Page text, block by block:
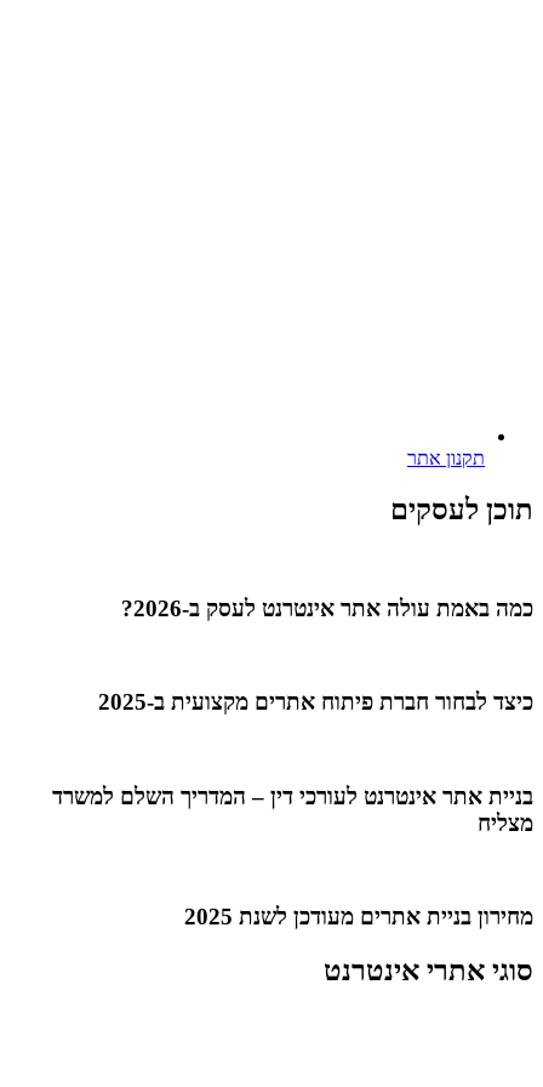
תקנון אתר
תוכן לעסקים
כמה באמת עולה אתר אינטרנט לעסק ב-2026?
כיצד לבחור חברת פיתוח אתרים מקצועית ב-2025
בניית אתר אינטרנט לעורכי דין – המדריך השלם למשרד
מצליח
מחירון בניית אתרים מעודכן לשנת 2025
סוגי אתרי אינטרנט